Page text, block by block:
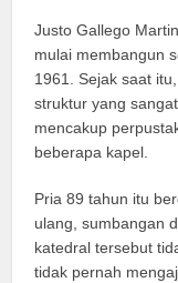
Justo Gallego
mulai membangun
1961. Sejak saat
struktur yang
mencakup
beberapa kapel.
Pria 89 tahun itu
ulang, sumbangan
katedral tersebut
tidak pernah